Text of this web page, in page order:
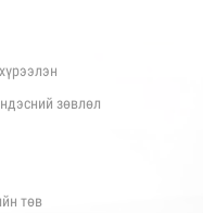
зөвлөл
төв